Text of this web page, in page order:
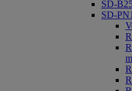
SD-
SD-